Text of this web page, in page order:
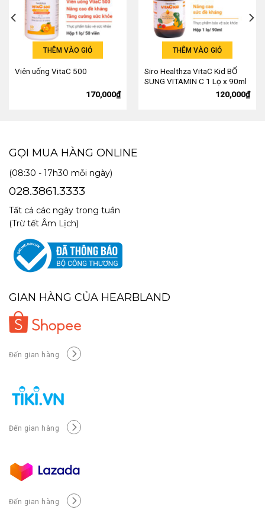
THÊM VÀO GIỎ
Viên uống VitaC 500
170,000₫
THÊM VÀO GIỎ
Siro Healthza VitaC Kid BỔ
SUNG VITAMIN C 1 Lọ x 90ml
120,000₫
GỌI MUA HÀNG ONLINE
(08:30 - 17h30 mỗi ngày)
028.3861.3333
Tất cả các ngày trong tuần
(Trừ tết Âm Lịch)
GIAN HÀNG CỦA HEARBLAND
Đến gian hàng
Đến gian hàng
Đến gian hàng